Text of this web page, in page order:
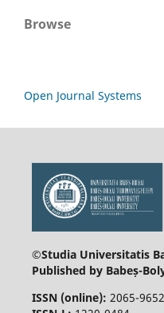
Browse
Open Journal Systems
©Studia Universitatis
Published by Babeș-
ISSN (online): 2065-